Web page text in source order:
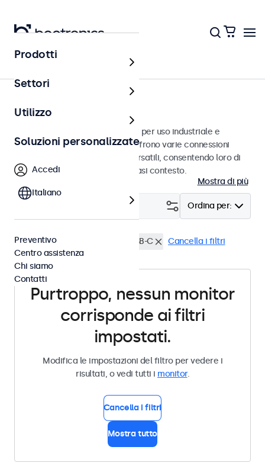
Home
Monitor da 7 a 32 pollici
Monitor professionali progettati per uso industriale e
commerciale. Questi monitor offrono varie connessioni
video e opzioni di montaggio versatili, consentendo loro di
integrarsi perfettamente qualsiasi contesto.
Mostra di più
Ordina per:
Resistente all'acqua (IP65) USB-C Cancella i filtri
Purtroppo, nessun monitor
corrisponde ai filtri
impostati.
Modifica le impostazioni del filtro per vedere i
risultati, o vedi tutti i monitor.
Cancella i filtri
Mostra tutto
Prodotti
Settori
Utilizzo
Soluzioni personalizzate
Accedi
Italiano
Preventivo
Centro assistenza
Chi siamo
Contatti